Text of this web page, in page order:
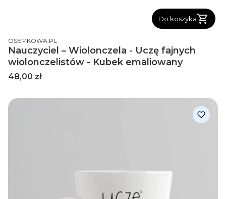
Do koszyka
PRODUCENT
OSEMKOWA.PL
Nauczyciel – Wiolonczela - Uczę fajnych
wiolonczelistów - Kubek emaliowany
Cena
48,00 zł